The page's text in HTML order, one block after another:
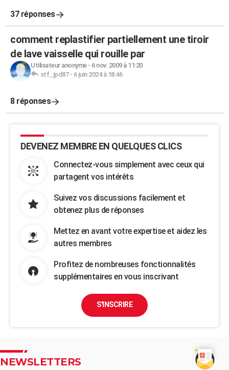
37 réponses
comment replastifier partiellement une tiroir
de lave vaisselle qui rouille par
Utilisateur anonyme- 6 nov. 2009 à 11:20
stf_jpd87- 6 juin 2024 à 18:46
8 réponses
DEVENEZ MEMBRE EN QUELQUES CLICS
Connectez-vous simplement avec ceux qui
partagent vos intérêts
Suivez vos discussions facilement et
obtenez plus de réponses
Mettez en avant votre expertise et aidez les
autres membres
Profitez de nombreuses fonctionnalités
supplémentaires en vous inscrivant
S'INSCRIRE
NEWSLETTERS